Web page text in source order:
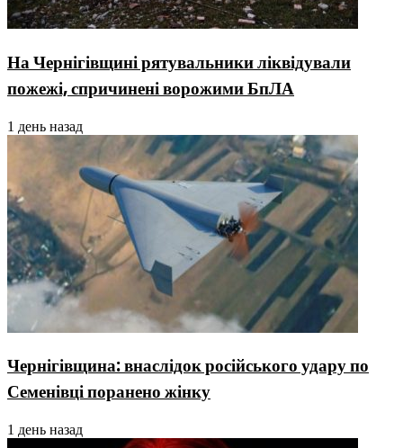
На Чернігівщині рятувальники ліквідували
пожежі, спричинені ворожими БпЛА
1 день назад
Чернігівщина: внаслідок російського удару по
Семенівці поранено жінку
1 день назад